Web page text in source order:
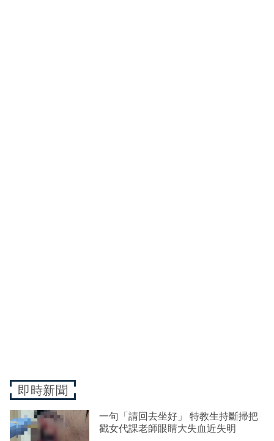
即時新聞
一句「請回去坐好」 特教生持斷掃把
戳女代課老師眼睛大失血近失明